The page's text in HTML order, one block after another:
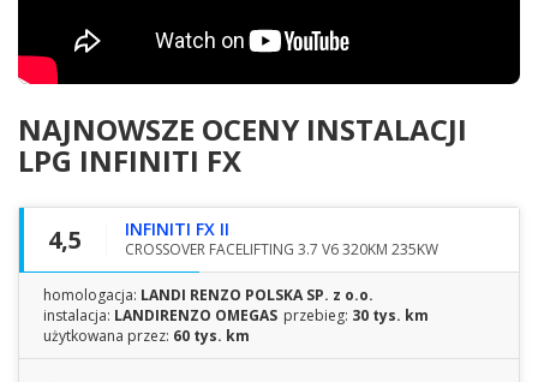
NAJNOWSZE OCENY INSTALACJI
LPG INFINITI FX
4,5 INFINITI FX II
CROSSOVER FACELIFTING 3.7 V6 320KM 235KW
homologacja: LANDI RENZO POLSKA SP. z o.o.
instalacja: LANDIRENZO OMEGAS przebieg: 30 tys. km
użytkowana przez: 60 tys. km